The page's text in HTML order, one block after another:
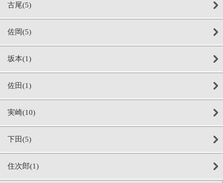
古尾(5)
佐岡(5)
坂本(1)
佐田(1)
実崎(10)
下田(5)
住次郎(1)